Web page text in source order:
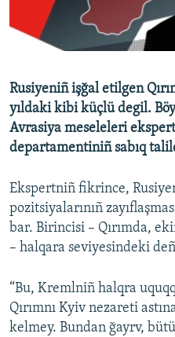
Русский
Українською
QOŞULIÑIZ!
Rusiyeniñ işğal etilgen
yıldaki kibi küçlü degil.
Avrasiya meseleleri
departamentiniñ sabıq
Ekspertniñ fikrince,
pozitsiyalarınıñ
bar. Birincisi – Qırımda,
– halqara seviyesindeki
“Bu, Kremlniñ halqra
Qırımnı Kyiv nezareti
kelmey. Bundan ğayrv,